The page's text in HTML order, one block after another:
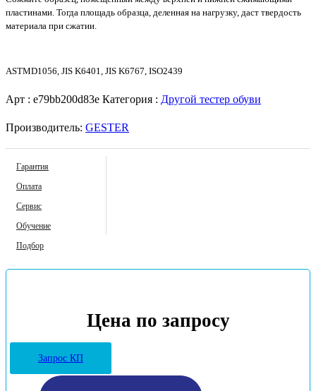
пластинами. Тогда площадь образца, деленная на нагрузку, даст твердость
материала при сжатии.
ASTMD1056, JIS K6401, JIS K6767, ISO2439
Арт : e79bb200d83e Категория : Другой тестер обуви
Производитель: GESTER
Гарантия
Оплата
Сервис
Обучение
Подбор
Цена по запросу
Запрос КП